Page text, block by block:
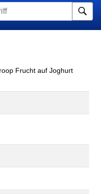
Frucht auf Joghurt